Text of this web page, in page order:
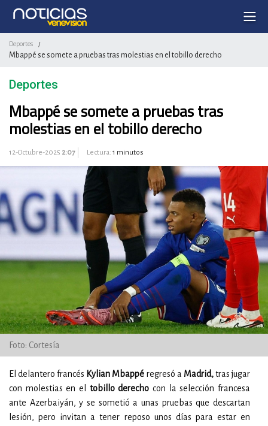
Deportes /
Mbappé se somete a pruebas tras molestias en el tobillo derecho
Deportes
Mbappé se somete a pruebas tras
molestias en el tobillo derecho
12-Octubre-2025 2:07 Lectura: 1 minutos
Foto: Cortesía
El delantero francés Kylian Mbappé regresó a Madrid,tras jugar
con molestias en el tobillo derecho con la selección francesa
ante Azerbaiyán, y se sometió a unas pruebas que descartan
lesión, pero invitan a tener reposo unos días para estar en